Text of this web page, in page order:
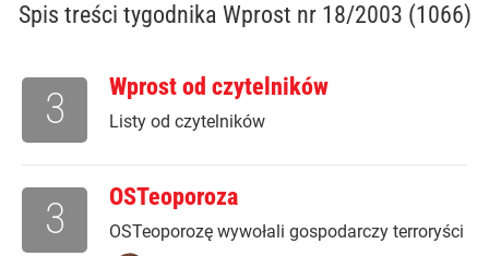
Spis treści tygodnika Wprost nr 18/2003 (1066)
Wprost od czytelników
Listy od czytelników
3
OSTeoporoza
OSTeoporozę wywołali gospodarczy terroryści
3